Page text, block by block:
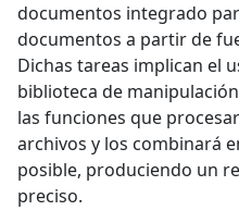
documentos integrado
documentos a partir de
Dichas tareas implican el
biblioteca de
las funciones que
archivos y los combinará
posible, produciendo un
preciso.